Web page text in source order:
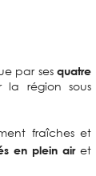
par ses quatre
la région sous
fraîches et
en plein airet